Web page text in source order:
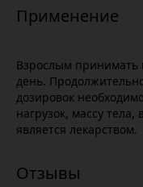
Взрослым принимать
день.
дозировок
нагрузок, массу тела,
является лекарством.